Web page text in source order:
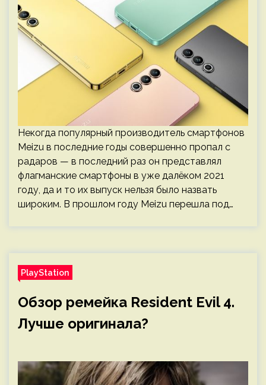
Некогда популярный производитель смартфонов
Meizu в последние годы совершенно пропал с
радаров — в последний раз он представлял
флагманские смартфоны в уже далёком 2021
году, да и то их выпуск нельзя было назвать
широким. В прошлом году Meizu перешла под…
PlayStation
Обзор ремейка Resident Evil 4.
Лучше оригинала?